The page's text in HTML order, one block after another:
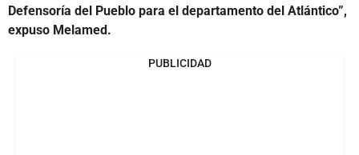
Defensoría del Pueblo para el departamento del Atlántico”,
expuso Melamed.
PUBLICIDAD